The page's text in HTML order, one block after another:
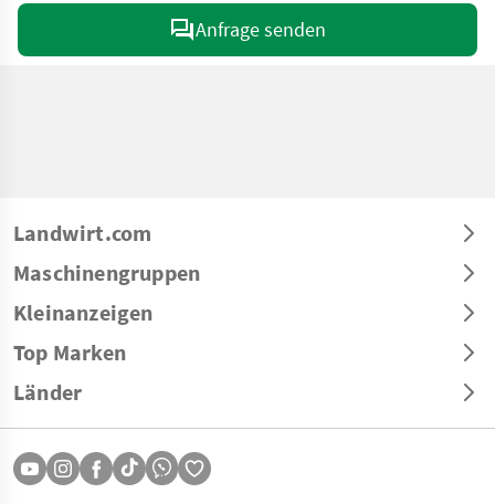
Anfrage senden
Landwirt.com
Maschinengruppen
Kleinanzeigen
Top Marken
Länder